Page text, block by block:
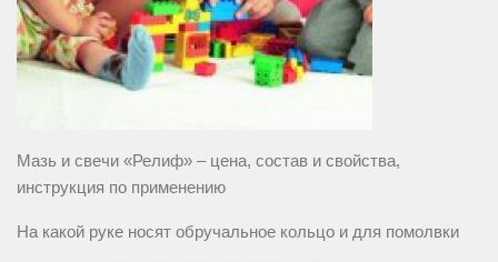
Мазь и свечи «Релиф» – цена, состав и свойства,
инструкция по применению
На какой руке носят обручальное кольцо и для помолвки